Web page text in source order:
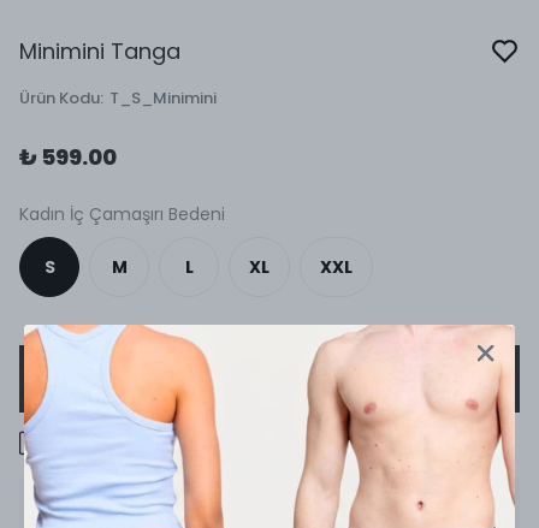
Minimini Tanga
Ürün Kodu: T_S_Minimini
₺ 599.00
Kadın İç Çamaşırı Bedeni
S M L XL XXL
SEPETE EKLE
1000 TL üzeri ücretsiz kargo
Ürün Açıklaması